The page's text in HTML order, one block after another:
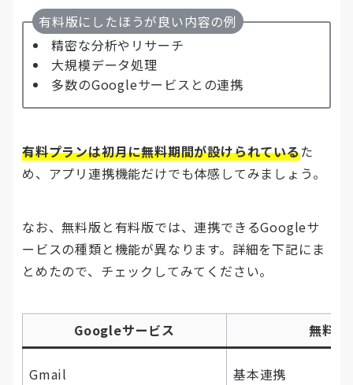
有料版にしたほうが良い内容の例
精密な分析やリサーチ
大規模データ処理
多数のGoogleサービスとの連携
有料プランは初月に無料期間が設けられているた
め、アプリ連携機能だけでも体感してみましょう。
なお、無料版と有料版では、連携できるGoogleサ
ービスの種類と機能が異なります。詳細を下記にま
とめたので、チェックしてみてください。
Googleサービス 無料版
Gmail 基本連携